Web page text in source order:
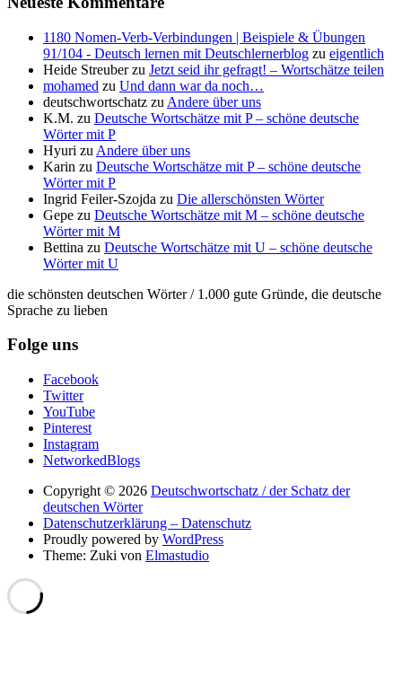
1180 Nomen-Verb-Verbindungen | Beispiele & Übungen
91/104 - Deutsch lernen mit Deutschlernerblog zu eigentlich
Heide Streuberzu Jetzt seid ihr gefragt! – Wortschätze teilen
mohamed zu Und dann war da noch…
deutschwortschatz zu Andere über uns
K.M. zu Deutsche Wortschätze mit P – schöne deutsche
Wörter mit P
Hyuri zu Andere über uns
Karin zu Deutsche Wortschätze mit P – schöne deutsche
Wörter mit P
Ingrid Feiler-Szojda zu Die allerschönsten Wörter
Gepe zu Deutsche Wortschätze mit M – schöne deutsche
Wörter mit M
Bettina zu Deutsche Wortschätze mit U – schöne deutsche
Wörter mit U
die schönsten deutschen Wörter / 1.000 gute Gründe, die deutsche
Sprache zu lieben
Folge uns
Facebook
Twitter
YouTube
Pinterest
Instagram
NetworkedBlogs
Copyright © 2026 Deutschwortschatz / der Schatz der
deutschen Wörter
Datenschutzerklärung – Datenschutz
Proudly powered by WordPress
Theme: Zuki von Elmastudio